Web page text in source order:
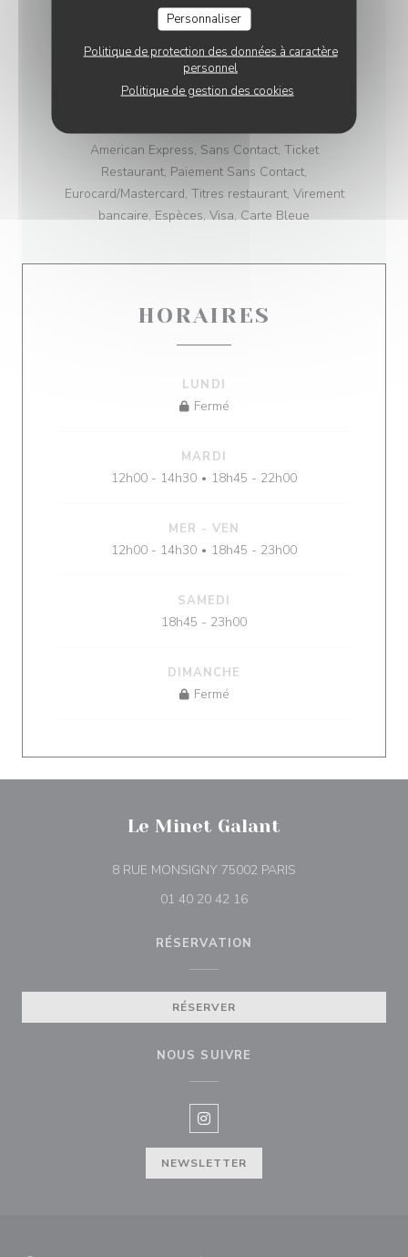
Personnaliser
Politique de protection des données à caractère
personnel
Politique de gestion des cookies
Restaurant traditionnel
American Express, Sans Contact, Ticket
Restaurant, Paiement Sans Contact,
Eurocard/Mastercard, Titres restaurant, Virement
bancaire, Espèces, Visa, Carte Bleue
HORAIRES
LUNDI
Fermé
MARDI
12h00 - 14h30 • 18h45 - 22h00
MER -VEN
12h00 - 14h30 • 18h45 - 23h00
SAMEDI
18h45 - 23h00
DIMANCHE
Fermé
Le Minet Galant
8 RUE MONSIGNY 75002 PARIS
01 40 20 42 16
RÉSERVATION
RÉSERVER
NOUS SUIVRE
Instagram ((ouvre une nouvelle
NEWSLETTER